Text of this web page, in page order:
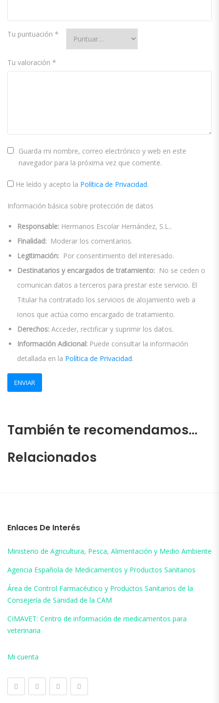
Tu puntuación *
Tu valoración *
Guarda mi nombre, correo electrónico y web en este
navegador para la próxima vez que comente.
He leído y acepto la Política de Privacidad.
Información básica sobre protección de datos
Responsable: Hermanos Escolar Hernández, S.L..
Finalidad: Moderar los comentarios.
Legitimación: Por consentimiento del interesado.
Destinatarios y encargados de tratamiento: No se ceden o
comunican datos a terceros para prestar este servicio. El
Titular ha contratado los servicios de alojamiento web a
ionos que actúa como encargado de tratamiento.
Derechos: Acceder, rectificar y suprimir los datos.
Información Adicional: Puede consultar la información
detallada en la Política de Privacidad.
También te recomendamos…
Relacionados
Enlaces De Interés
Ministerio de Agricultura, Pesca, Alimentación y Medio Ambiente
Agencia Española de Medicamentos y Productos Sanitarios
Área de Control Farmacéutico y Productos Sanitarios de la
Consejería de Sanidad de la CAM
CIMAVET: Centro de información de medicamentos para
veterinaria
Mi cuenta